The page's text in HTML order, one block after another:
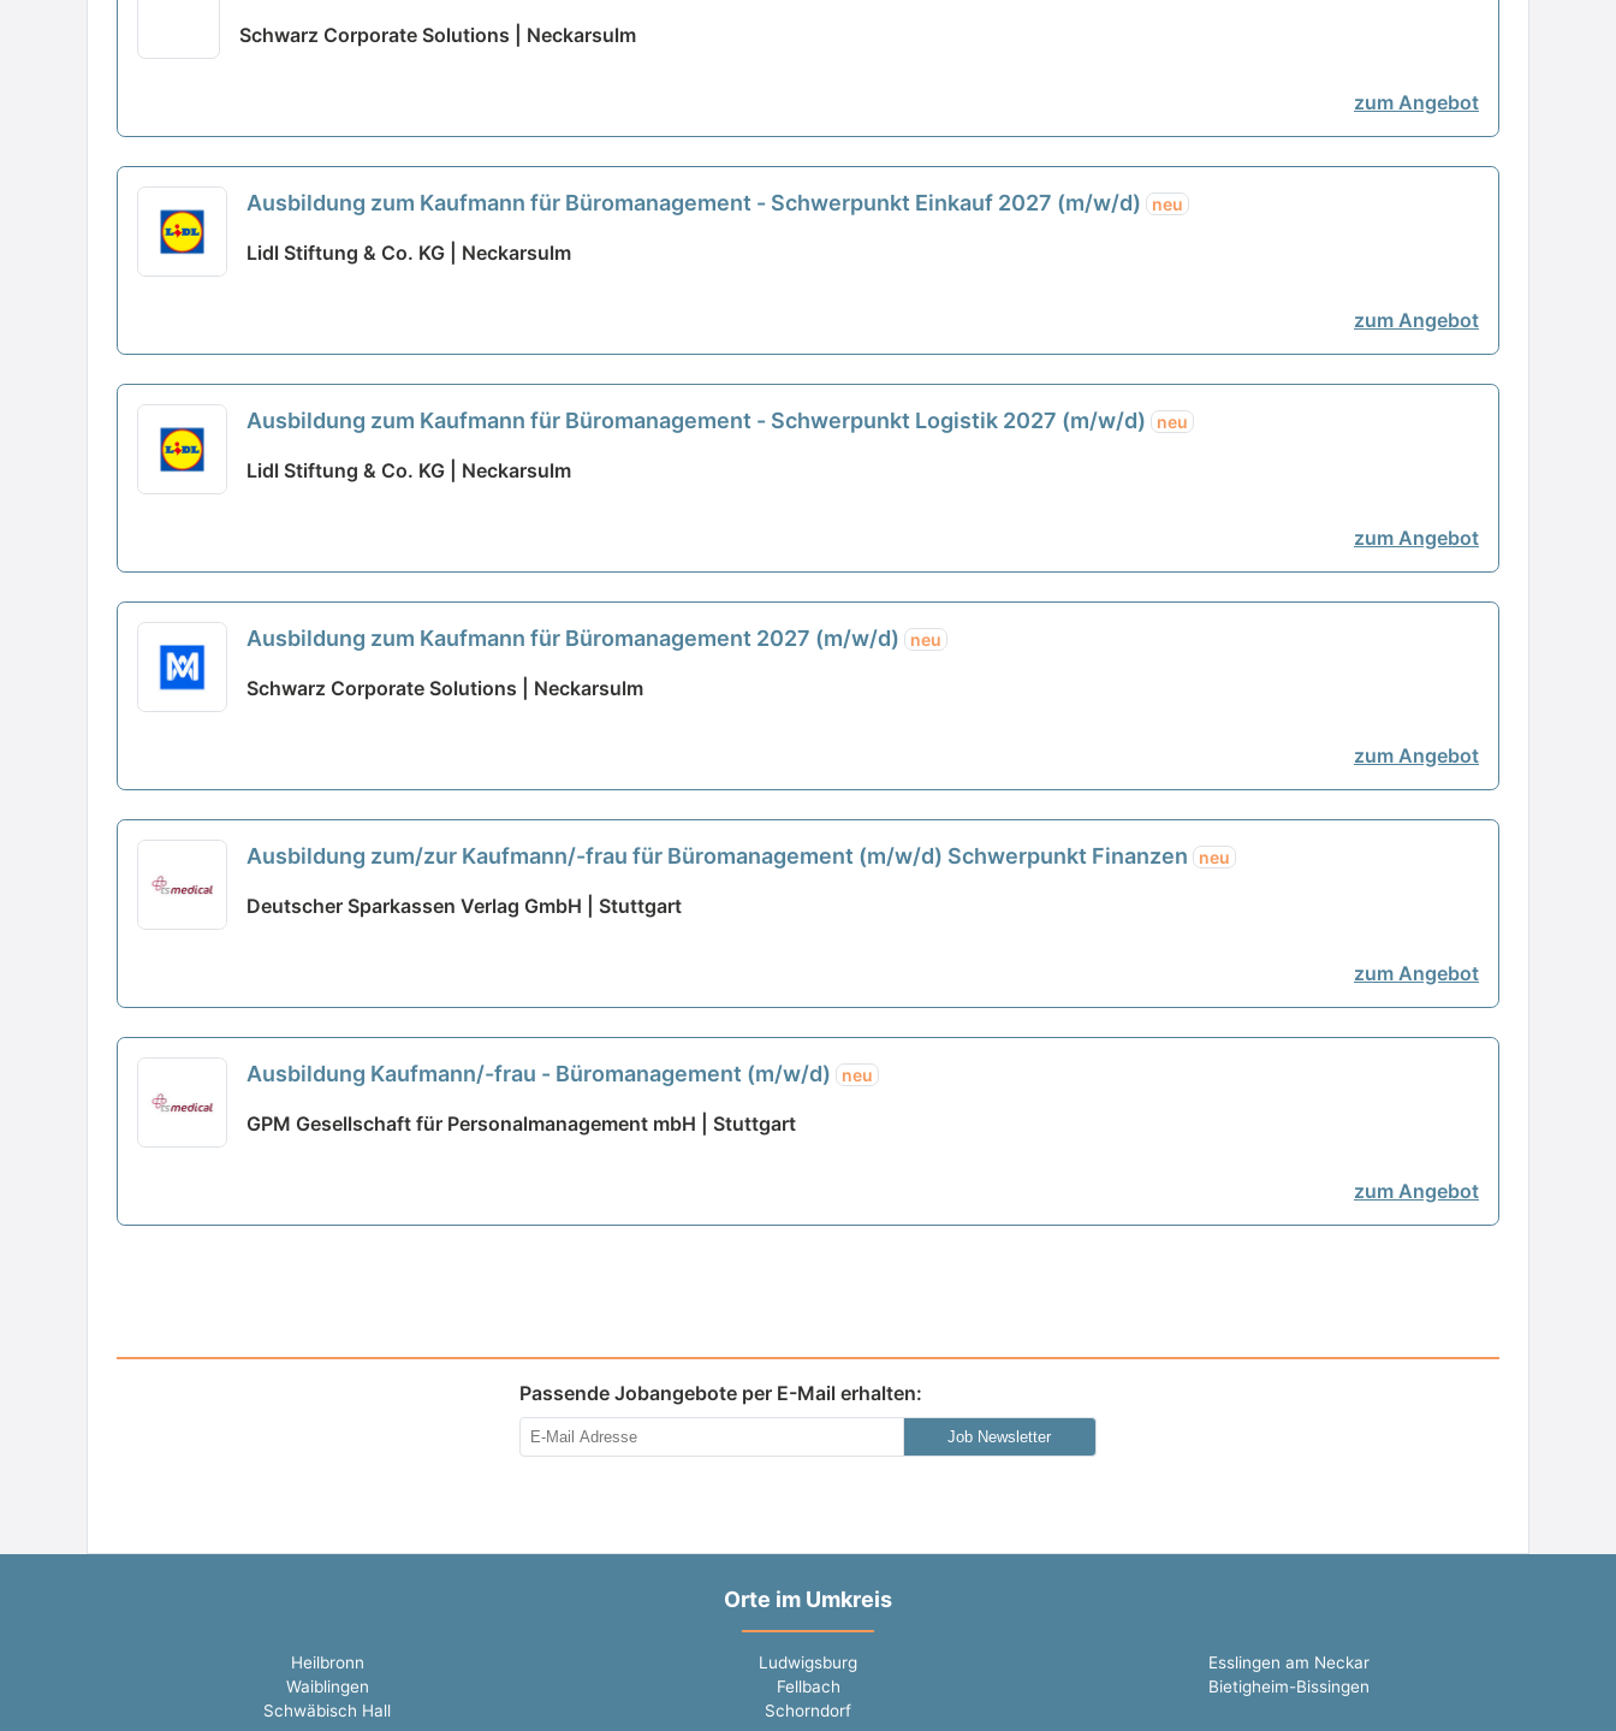
Schwarz Corporate Solutions | Neckarsulm
zum Angebot
Ausbildung zum Kaufmann für Büromanagement - Schwerpunkt Einkauf 2027 (m/w/d) neu
Lidl Stiftung & Co. KG | Neckarsulm
zum Angebot
Ausbildung zum Kaufmann für Büromanagement - Schwerpunkt Logistik 2027 (m/w/d) neu
Lidl Stiftung & Co. KG | Neckarsulm
zum Angebot
Ausbildung zum Kaufmann für Büromanagement 2027 (m/w/d) neu
Schwarz Corporate Solutions | Neckarsulm
zum Angebot
Ausbildung zum/zur Kaufmann/-frau für Büromanagement (m/w/d) Schwerpunkt Finanzen neu
Deutscher Sparkassen Verlag GmbH | Stuttgart
zum Angebot
Ausbildung Kaufmann/-frau - Büromanagement (m/w/d) neu
GPM Gesellschaft für Personalmanagement mbH | Stuttgart
zum Angebot
Passende Jobangebote per E-Mail erhalten:
Job Newsletter
Orte im Umkreis
Heilbronn Ludwigsburg
Esslingen am Neckar
Waiblingen
Fellbach
Bietigheim-Bissingen
Schwäbisch Hall
Schorndorf